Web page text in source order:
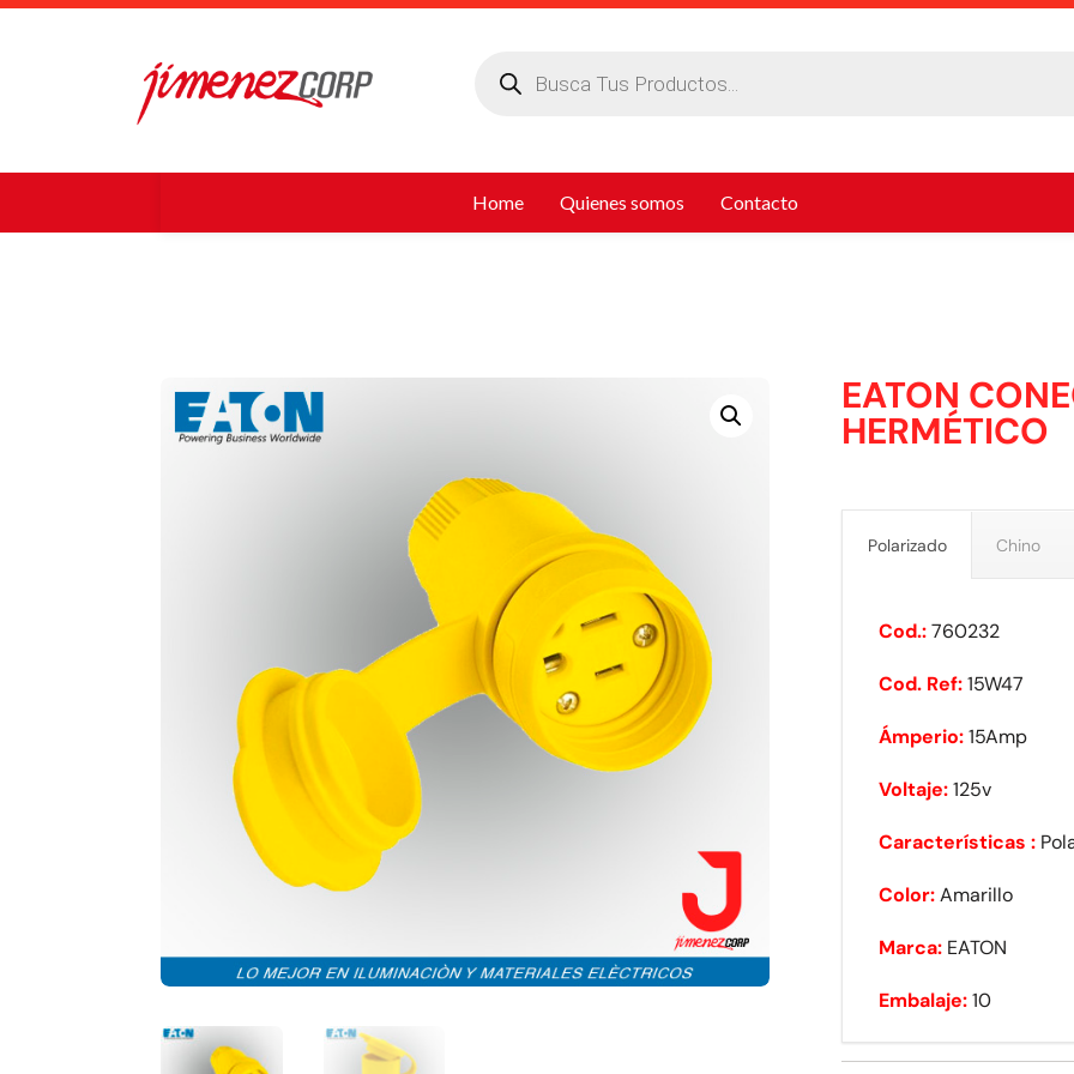
productos
Home Quienes somos Contacto
EATON
HERMÉTICO
Polarizado Chino
Cod.:760232
Cod. Ref:15W47
Ámperio:15Amp
Voltaje:125v
Características :
Color:Amarillo
Marca: EATON
Embalaje:10